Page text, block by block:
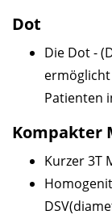
Dot
Die Dot -
Patienten
Kompakter
Kurzer 3T